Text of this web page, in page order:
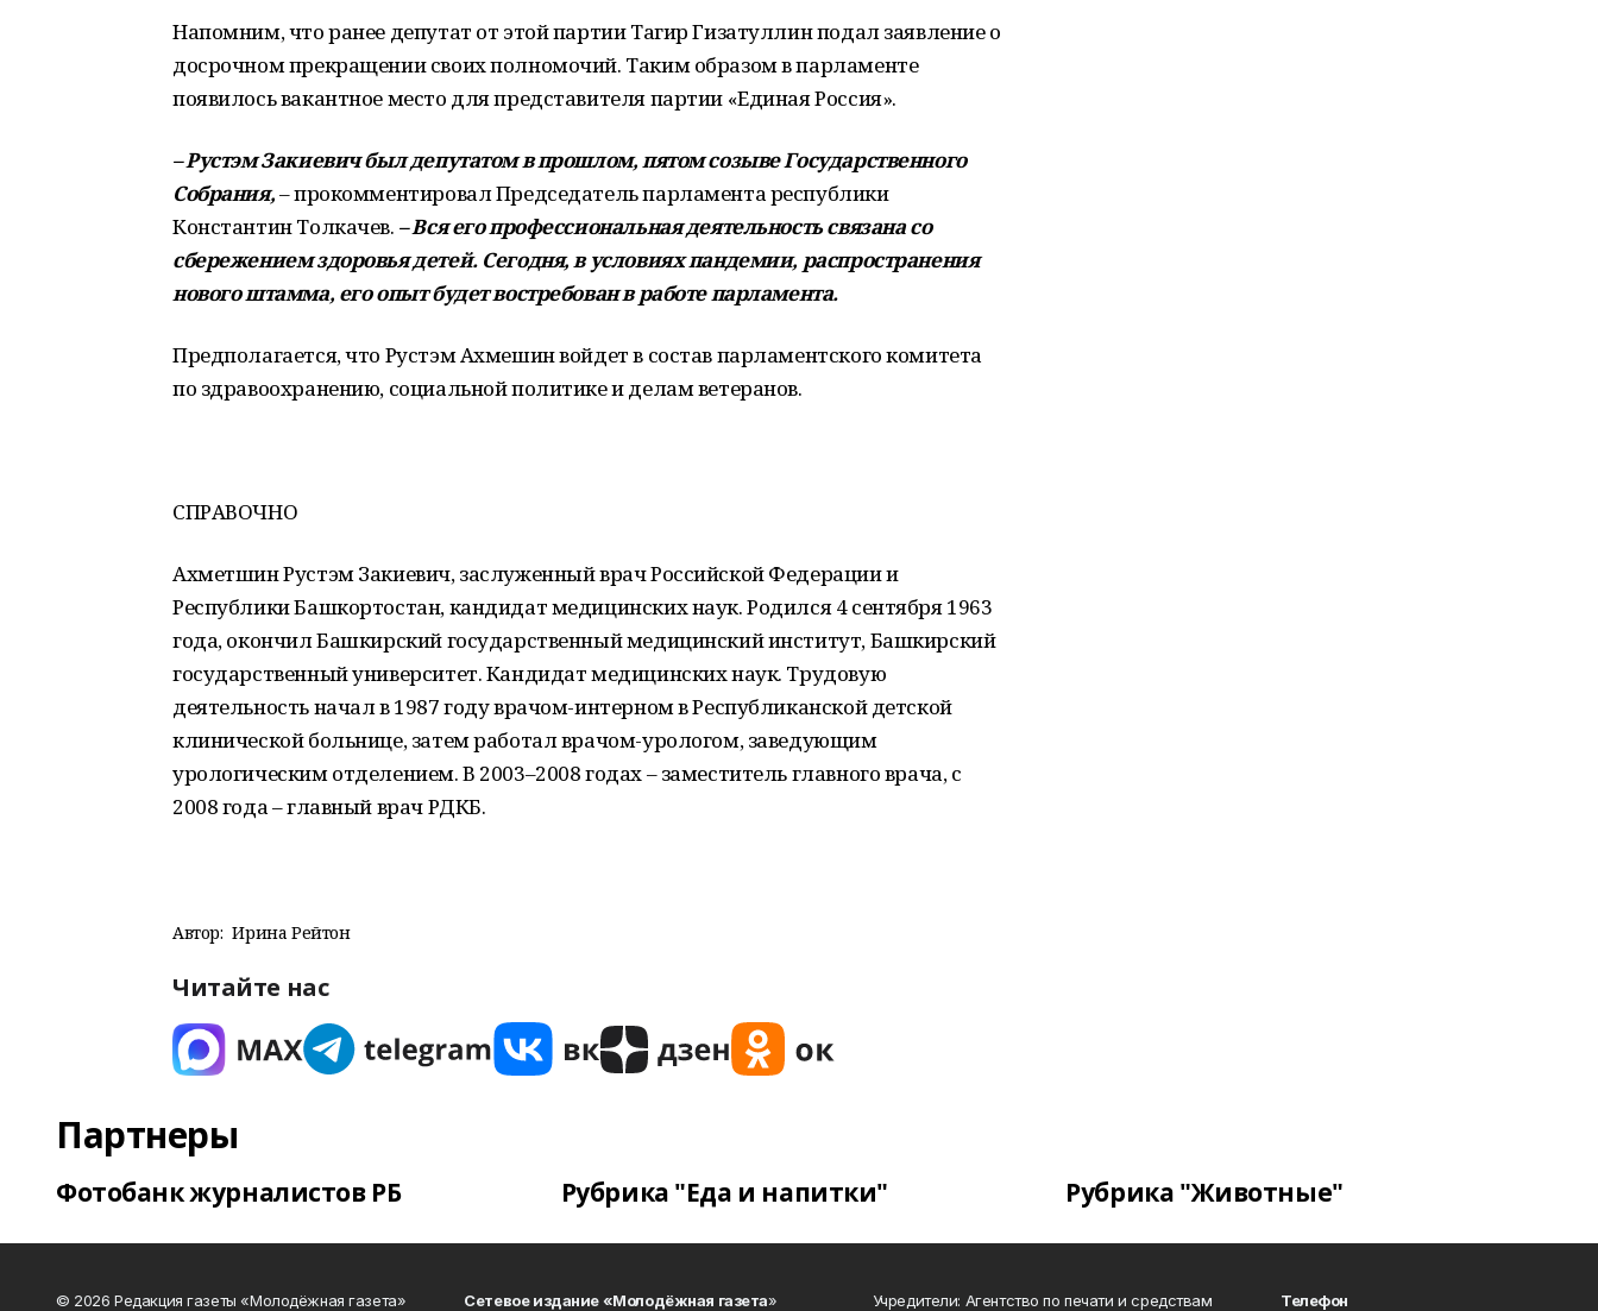
Напомним, что ранее депутат от этой партии Тагир Гизатуллин подал заявление о
досрочном прекращении своих полномочий. Таким образом в парламенте
появилось вакантное место для представителя партии «Единая Россия».
–­ Рустэм Закиевич был депутатом в прошлом, пятом созыве Государственного
Собрания, ­– прокомментировал Председатель парламента республики
Константин Толкачев. – Вся его профессиональная деятельность связана со
сбережением здоровья детей. Сегодня, в условиях пандемии, распространения
нового штамма, его опыт будет востребован в работе парламента.
Предполагается, что Рустэм Ахмешин войдет в состав парламентского комитета
по здравоохранению, социальной политике и делам ветеранов.
СПРАВОЧНО
Ахметшин Рустэм Закиевич, заслуженный врач Российской Федерации и
Республики Башкортостан, кандидат медицинских наук. Родился 4 сентября 1963
года, окончил Башкирский государственный медицинский институт, Башкирский
государственный университет. Кандидат медицинских наук. Трудовую
деятельность начал в 1987 году врачом-интерном в Республиканской детской
клинической больнице, затем работал врачом-урологом, заведующим
урологическим отделением. В 2003–2008 годах – заместитель главного врача, с
2008 года – главный врач РДКБ.
Автор: Ирина Рейтон
Читайте нас
Партнеры
Фотобанк журналистов РБ Рубрика "Еда и напитки" Рубрика "Животные"
© 2026 Редакция газеты «Молодёжная газета» Сетевое издание «Молодёжная газета» Учредители: Агентство по печати и средствам Телефон